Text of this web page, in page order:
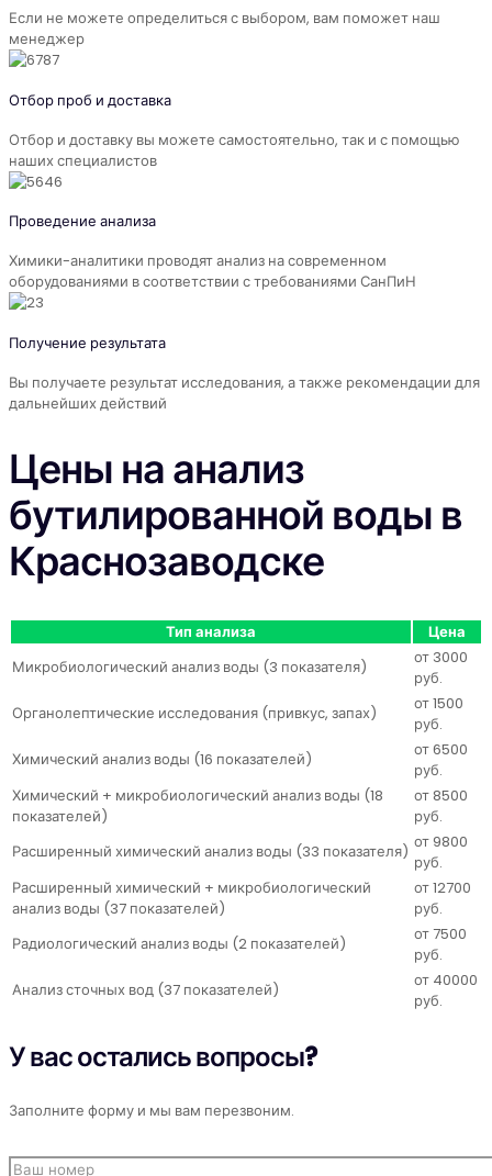
Если не можете определиться с выбором, вам поможет наш
менеджер
Отбор проб и доставка
Отбор и доставку вы можете самостоятельно, так и с помощью
наших специалистов
Проведение анализа
Химики-аналитики проводят анализ на современном
оборудованиями в соответствии с требованиями СанПиН
Получение результата
Вы получаете результат исследования, а также рекомендации для
дальнейших действий
Цены на анализ
бутилированной воды в
Краснозаводске
Тип анализа
Цена
Микробиологический анализ воды (3 показателя)
от 3000
руб.
Органолептические исследования (привкус, запах)
от 1500
руб.
Химический анализ воды (16 показателей)
от 6500
руб.
Химический + микробиологический анализ воды (18
показателей)
от 8500
руб.
Расширенный химический анализ воды (33 показателя) от 9800
руб.
Расширенный химический + микробиологический
анализ воды (37 показателей)
от 12700
руб.
Радиологический анализ воды (2 показателей)
от 7500
руб.
Анализ сточных вод (37 показателей)
от 40000
руб.
У вас остались вопросы?
Заполните форму и мы вам перезвоним.